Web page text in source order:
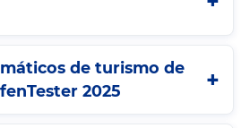
de turismo de
2025